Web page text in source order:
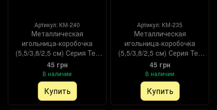
Артикул: КМ-240
Металлическая
игольница-коробочка
(5,5/3,8/2,5 см) Серия Tea
time
45 грн
В наличии
Купить
Артикул: КМ-235
Металлическая
игольница-коробочка
(5,5/3,8/2,5 см) Серия Tea
time
45 грн
В наличии
Купить